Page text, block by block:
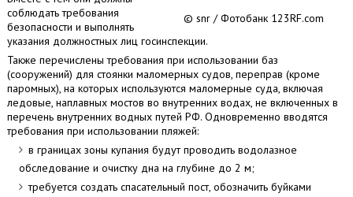
© snr / Фотобанк 123RF.com
соблюдать требования
безопасности и выполнять
указания должностных лиц госинспекции.
Также перечислены требования при использовании баз
(сооружений) для стоянки маломерных судов, переправ (кроме
паромных), на которых используются маломерные суда, включая
ледовые, наплавных мостов во внутренних водах, не включенных в
перечень внутренних водных путей РФ. Одновременно вводятся
требования при использовании пляжей:
в границах зоны купания будут проводить водолазное
обследование и очистку дна на глубине до 2 м;
требуется создать спасательный пост, обозначить буйками